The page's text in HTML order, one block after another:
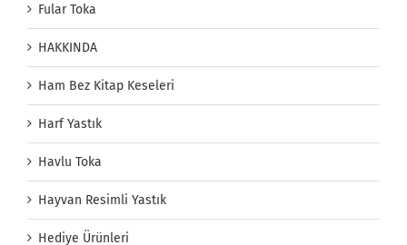
Fular Toka
HAKKINDA
Ham Bez Kitap Keseleri
Harf Yastık
Havlu Toka
Hayvan Resimli Yastık
Hediye Ürünleri